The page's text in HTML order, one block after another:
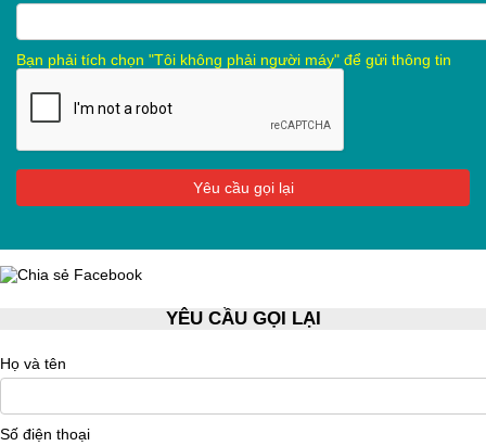
Bạn phải tích chọn "Tôi không phải người máy" để gửi thông tin
YÊU CẦU GỌI LẠI
Họ và tên
Số điện thoại